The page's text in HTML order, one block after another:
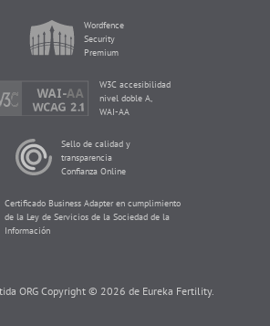
Wordfence
Security
Premium
W3C accesibilidad
nivel doble A,
WAI-AA
Sello de calidad y
transparencia
Confianza Online
Certificado Business Adapter en cumplimiento
de la Ley de Servicios de la Sociedad de la
Información
ORG Copyright © 2026 de Eureka Fertility.